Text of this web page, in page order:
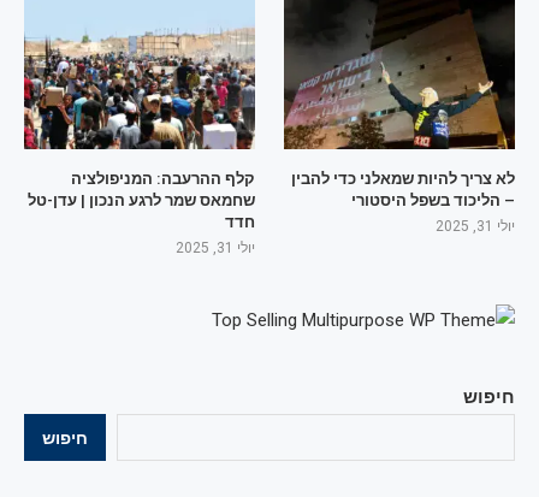
חיפוש
חיפוש
לא צריך להיות שמאלני כדי להבין
– הליכוד בשפל היסטורי
יולי 31, 2025
קלף ההרעבה: המניפולציה
שחמאס שמר לרגע הנכון | עדן-טל
חדד
יולי 31, 2025